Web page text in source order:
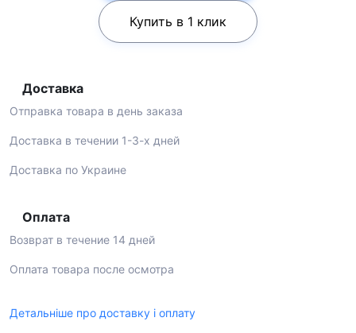
Купить в 1 клик
Доставка
Отправка товара в день заказа
Доставка в течении 1-3-х дней
Доставка по Украине
Оплата
Возврат в течение 14 дней
Оплата товара после осмотра
Детальніше про доставку і оплату